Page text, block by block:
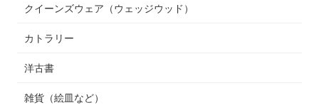
クイーンズウェア（ウェッジウッド）
カトラリー
洋古書
雑貨（絵皿など）